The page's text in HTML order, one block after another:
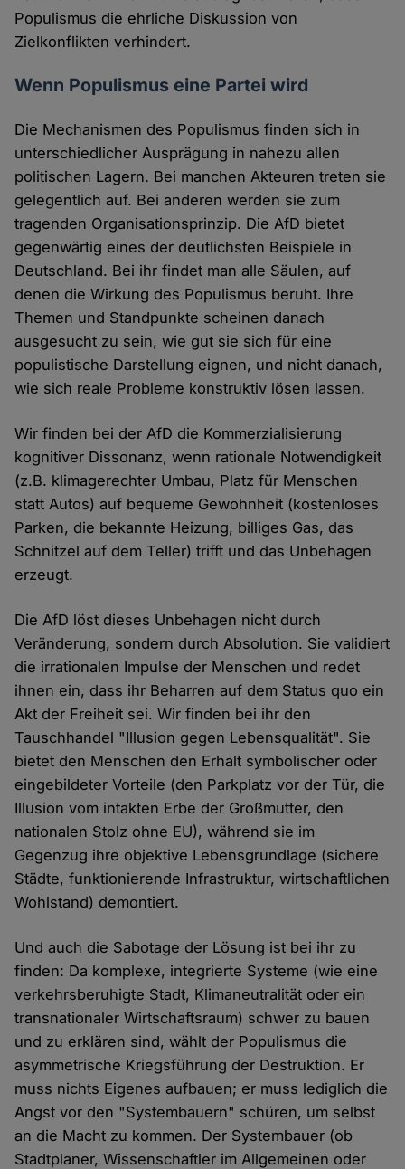
Populismus die ehrliche Diskussion von
Zielkonflikten verhindert.
Wenn Populismus eine Partei wird
Die Mechanismen des Populismus finden sich in
unterschiedlicher Ausprägung in nahezu allen
politischen Lagern. Bei manchen Akteuren treten sie
gelegentlich auf. Bei anderen werden sie zum
tragenden Organisationsprinzip. Die AfD bietet
gegenwärtig eines der deutlichsten Beispiele in
Deutschland. Bei ihr findet man alle Säulen, auf
denen die Wirkung des Populismus beruht. Ihre
Themen und Standpunkte scheinen danach
ausgesucht zu sein, wie gut sie sich für eine
populistische Darstellung eignen, und nicht danach,
wie sich reale Probleme konstruktiv lösen lassen.
Wir finden bei der AfD die Kommerzialisierung
kognitiver Dissonanz, wenn rationale Notwendigkeit
(z.B. klimagerechter Umbau, Platz für Menschen
statt Autos) auf bequeme Gewohnheit (kostenloses
Parken, die bekannte Heizung, billiges Gas, das
Schnitzel auf dem Teller) trifft und das Unbehagen
erzeugt.
Die AfD löst dieses Unbehagen nicht durch
Veränderung, sondern durch Absolution. Sie validiert
die irrationalen Impulse der Menschen und redet
ihnen ein, dass ihr Beharren auf dem Status quo ein
Akt der Freiheit sei. Wir finden bei ihr den
Tauschhandel "Illusion gegen Lebensqualität". Sie
bietet den Menschen den Erhalt symbolischer oder
eingebildeter Vorteile (den Parkplatz vor der Tür, die
Illusion vom intakten Erbe der Großmutter, den
nationalen Stolz ohne EU), während sie im
Gegenzug ihre objektive Lebensgrundlage (sichere
Städte, funktionierende Infrastruktur, wirtschaftlichen
Wohlstand) demontiert.
Und auch die Sabotage der Lösung ist bei ihr zu
finden: Da komplexe, integrierte Systeme (wie eine
verkehrsberuhigte Stadt, Klimaneutralität oder ein
transnationaler Wirtschaftsraum) schwer zu bauen
und zu erklären sind, wählt der Populismus die
asymmetrische Kriegsführung der Destruktion. Er
muss nichts Eigenes aufbauen; er muss lediglich die
Angst vor den "Systembauern" schüren, um selbst
an die Macht zu kommen. Der Systembauer (ob
Stadtplaner, Wissenschaftler im Allgemeinen oder